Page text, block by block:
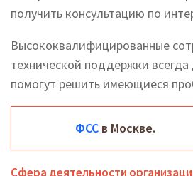
получить консультацию по
Высококвалифицированные
технической поддержки всегда
помогут решить имеющиеся
ФСС в Москве.
Сфера деятельности